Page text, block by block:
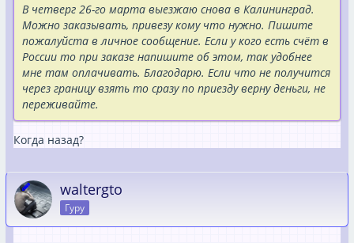
В четверг 26-го марта выезжаю снова в Калининград.
Можно заказывать, привезу кому что нужно. Пишите
пожалуйста в личное сообщение. Если у кого есть счёт в
России то при заказе напишите об этом, так удобнее
мне там оплачивать. Благодарю. Если что не получится
через границу взять то сразу по приезду верну деньги, не
переживайте.
Когда назад?
waltergto
Гуру